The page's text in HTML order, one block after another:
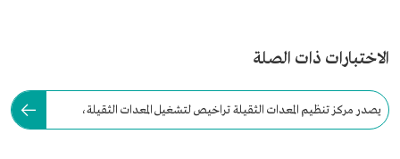
الاختبارات ذات الصلة
يصدر مركز تنظيم المعدات الثقيلة تراخيص لتشغيل المعدات الثقيلة،